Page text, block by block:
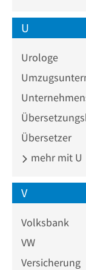
U
Urologe
Übersetzer
mehr mit U
V
Volksbank
VW
Versicherung